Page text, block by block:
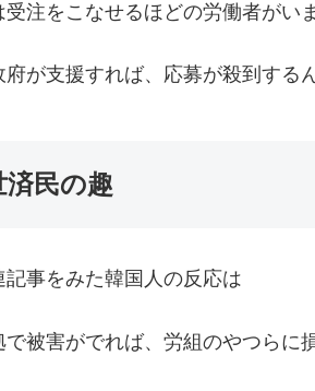
受注をこなせるほどの労働者がい
府が支援すれば、応募が殺到する
済民の趣
記事をみた韓国人の反応は
で被害がでれば、労組のやつらに